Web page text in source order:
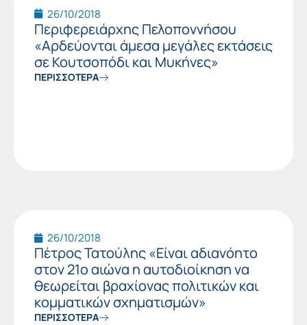
26/10/2018
Περιφερειάρχης Πελοποννήσου
«Αρδεύονται άμεσα μεγάλες εκτάσεις
σε Κουτσοπόδι και Μυκήνες»
ΠΕΡΙΣΣΟΤΕΡΑ
26/10/2018
Πέτρος Τατούλης «Είναι αδιανόητο
στον 21ο αιώνα η αυτοδιοίκηση να
θεωρείται βραχίονας πολιτικών και
κομματικών σχηματισμών»
ΠΕΡΙΣΣΟΤΕΡΑ